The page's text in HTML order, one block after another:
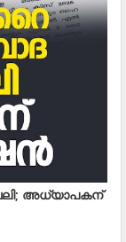
അധ്യാപകന്